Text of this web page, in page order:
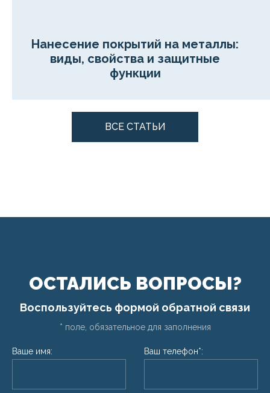
Нанесение покрытий на металлы:
виды, свойства и защитные
функции
ВСЕ СТАТЬИ
ОСТАЛИСЬ ВОПРОСЫ?
Воспользуйтесь формой обратной связи
* поле, обязательное для заполнения
Ваше имя: Ваш телефон*: